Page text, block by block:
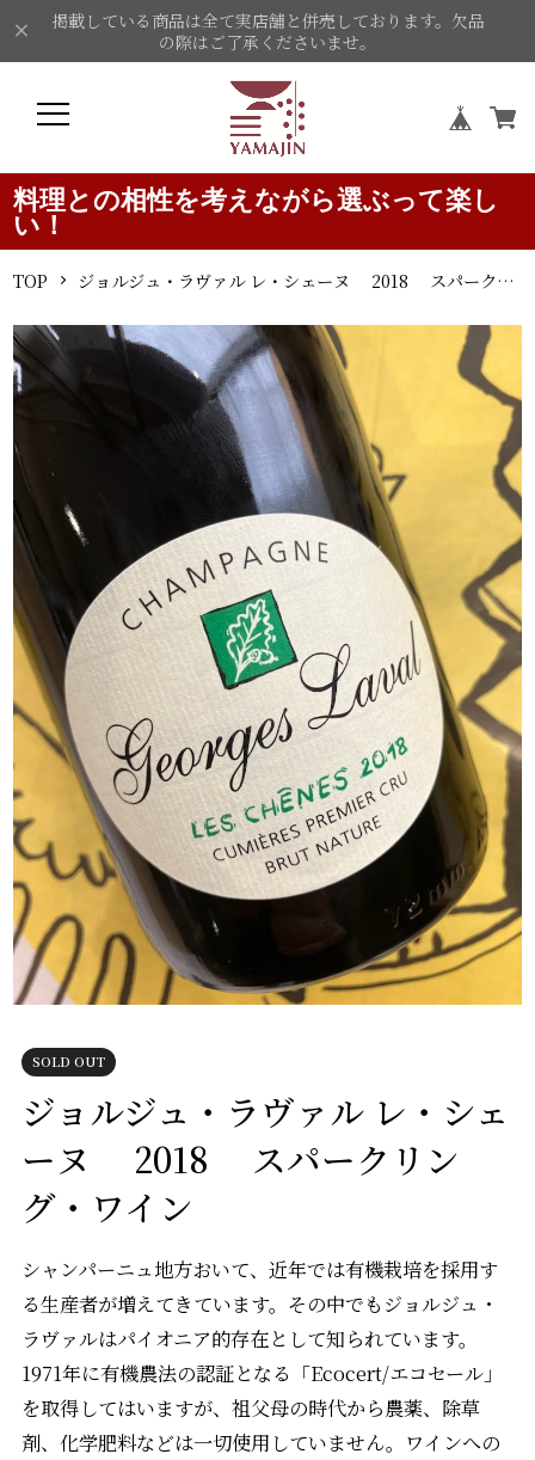
掲載している商品は全て実店舗と併売しております。欠品
の際はご了承くださいませ。
料理との相性を考えながら選ぶって楽し
い！
TOP ジョルジュ・ラヴァル レ・シェーヌ 2018 スパークリング・ワイン
SOLD OUT
ジョルジュ・ラヴァル レ・シェ
ーヌ 2018 スパークリン
グ・ワイン
シャンパーニュ地方おいて、近年では有機栽培を採用す
る生産者が増えてきています。その中でもジョルジュ・
ラヴァルはパイオニア的存在として知られています。
1971年に有機農法の認証となる「Ecocert/エコセール」
を取得してはいますが、祖父母の時代から農薬、除草
剤、化学肥料などは一切使用していません。ワインへの